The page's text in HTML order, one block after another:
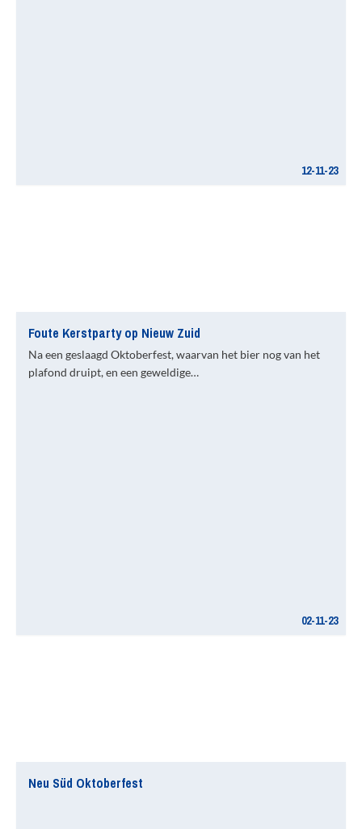
12-11-23
Foute Kerstparty op Nieuw Zuid
Na een geslaagd Oktoberfest, waarvan het bier nog van het
plafond druipt, en een geweldige…
02-11-23
Neu Süd Oktoberfest